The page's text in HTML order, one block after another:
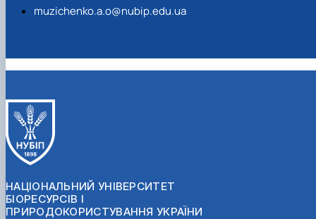
muzichenko.a.o@nubip.edu.ua
НАЦІОНАЛЬНИЙ УНІВЕРСИТЕТ
БІОРЕСУРСІВ І
ПРИРОДОКОРИСТУВАННЯ УКРАЇНИ